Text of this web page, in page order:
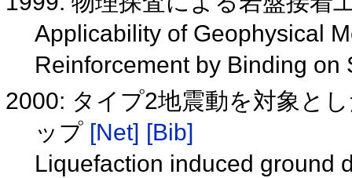
Applicability of Geophysical
Reinforcement by Binding on
2000: タイプ2地震動を対象と
ップ [Net] [Bib]
Liquefaction induced ground